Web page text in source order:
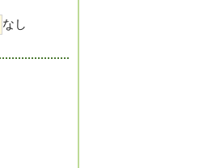
なし